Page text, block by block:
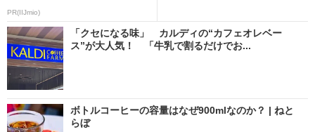
PR(IIJmio)
「クセになる味」 カルディの“カフェオレベー
ス”が大人気！ 「牛乳で割るだけでお...
ボトルコーヒーの容量はなぜ900mlなのか？ | ねと
らぼ